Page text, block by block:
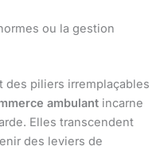
ou la gestion
des piliers irremplaçables
ambulant incarne
Elles transcendent
des leviers de